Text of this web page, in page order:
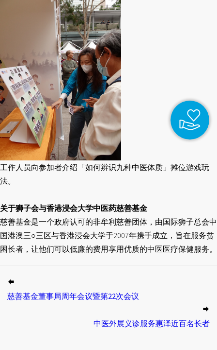
工作人员向参加者介绍「如何辨识九种中医体质」摊位游戏玩
法。
关于狮子会与香港浸会大学中医药慈善基金
慈善基金是一个政府认可的非牟利慈善团体，由国际狮子总会中
国港澳三○三区与香港浸会大学于2007年携手成立，旨在服务贫
困长者，让他们可以低廉的费用享用优质的中医医疗保健服务。
慈善基金董事局周年会议暨第22次会议
中医外展义诊服务惠泽近百名长者